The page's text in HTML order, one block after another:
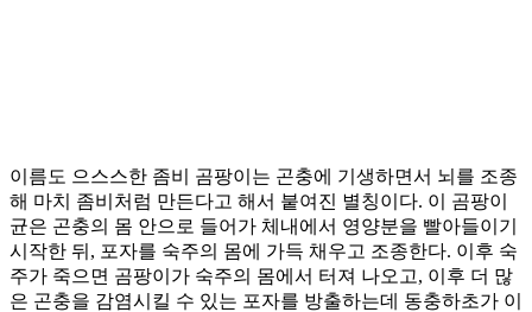
이름도 으스스한 좀비 곰팡이는 곤충에 기생하면서 뇌를 조종
해 마치 좀비처럼 만든다고 해서 붙여진 별칭이다. 이 곰팡이
균은 곤충의 몸 안으로 들어가 체내에서 영양분을 빨아들이기
시작한 뒤, 포자를 숙주의 몸에 가득 채우고 조종한다. 이후 숙
주가 죽으면 곰팡이가 숙주의 몸에서 터져 나오고, 이후 더 많
은 곤충을 감염시킬 수 있는 포자를 방출하는데 동충하초가 이